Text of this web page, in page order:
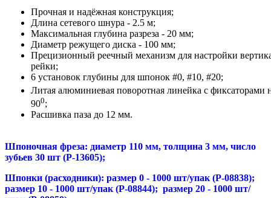
Прочная и надёжная конструкция;
Длина сетевого шнура - 2.5 м;
Максимальная глубина разреза - 20 мм;
Диаметр режущего диска - 100 мм;
Прецизионный реечный механизм для настройки
рейки;
6 установок глубины для шпонок #0, #10, #20;
Литая алюминиевая поворотная линейка с фиксаторами
900;
Расшивка паза до 12 мм.
Шпоночная фреза: диаметр 110 мм, толщина 3 мм, число
зубьев 30 шт (P-13605);
Шпонки (расходники): размер 0 - 1000 шт/упак (P-08838);
размер 10 - 1000 шт/упак (P-08844); размер 20 - 1000 шт/